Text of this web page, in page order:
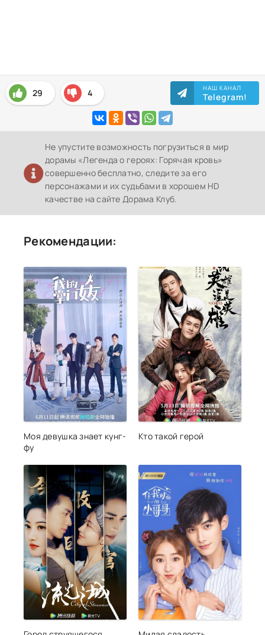
29 4 НАШ КАНАЛ
Telegram!
Не упустите возможность погрузиться в мир
дорамы «Легенда о героях: Горячая кровь»
совершенно бесплатно, следите за его
персонажами и их судьбами в хорошем HD
качестве на сайте Дорама Клуб.
Рекомендации:
Моя девушка знает кунг-
фу
Кто такой герой